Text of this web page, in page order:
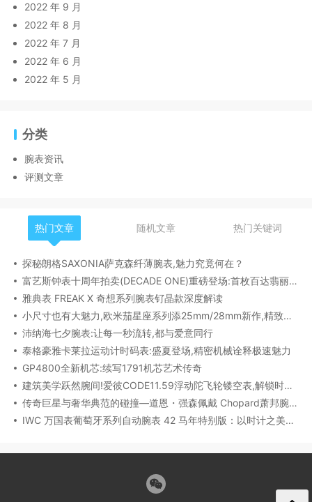
2022 年 9 月
2022 年 8 月
2022 年 7 月
2022 年 6 月
2022 年 5 月
分类
腕表资讯
评测文章
热门文章 随机文章 热门关键词
探秘朗格SAXONIA萨克森纤薄腕表,魅力究竟何在？
富艺斯钟表十周年拍卖(DECADE ONE)重磅登场:首枚百达翡丽1518精钢腕表领衔呈献
雅典表 FREAK X 奇想系列腕表钌晶款深度解读​
小尺寸也有大魅力,欧米茄星座系列添25mm/28mm新作,精致感拉满
沛纳海七夕腕表:让每一秒流转,都与爱意同行
泰格豪雅卡莱拉运动计时码表:盛夏登场,精密机械诠释极速魅力
GP4800全新机芯:续写1791机芯艺术传奇
建筑美学跃然腕间!爱彼CODE11.59浮动陀飞轮镂空表,解锁时间律动新形态
传奇巨星与奢华典范的碰撞—道恩・强森佩戴 Chopard萧邦腕表珠宝亮相威尼斯电影节
IWC 万国表葡萄牙系列自动腕表 42 马年特别版：以时计之美，致敬农历新年​